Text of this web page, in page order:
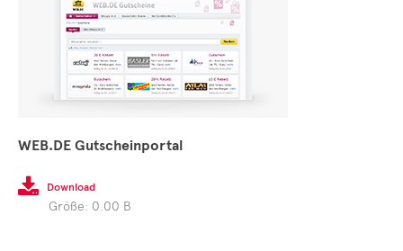
WEB.DE Gutscheinportal
 Download
Größe: 0.00 B